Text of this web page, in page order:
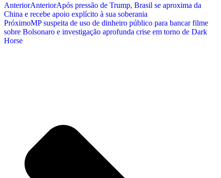
AnteriorAnteriorApós pressão de Trump, Brasil se aproxima da
China e recebe apoio explícito à sua soberania
PróximoMP suspeita de uso de dinheiro público para bancar filme
sobre Bolsonaro e investigação aprofunda crise em torno de Dark
Horse